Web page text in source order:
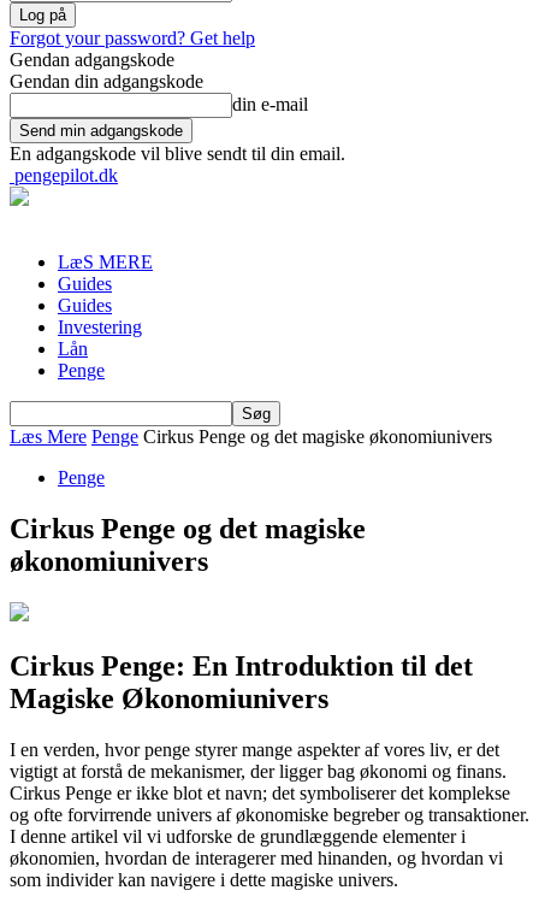
Forgot your password? Get help
Gendan adgangskode
Gendan din adgangskode
din e-mail
En adgangskode vil blive sendt til din email.
pengepilot.dk
LæS MERE
Guides
Guides
Investering
Lån
Penge
Læs Mere Penge Cirkus Penge og det magiske økonomiunivers
Penge
Cirkus Penge og det magiske
økonomiunivers
Cirkus Penge: En Introduktion til det
Magiske Økonomiunivers
I en verden, hvor penge styrer mange aspekter af vores liv, er det
vigtigt at forstå de mekanismer, der ligger bag økonomi og finans.
Cirkus Penge er ikke blot et navn; det symboliserer det komplekse
og ofte forvirrende univers af økonomiske begreber og transaktioner.
I denne artikel vil vi udforske de grundlæggende elementer i
økonomien, hvordan de interagerer med hinanden, og hvordan vi
som individer kan navigere i dette magiske univers.